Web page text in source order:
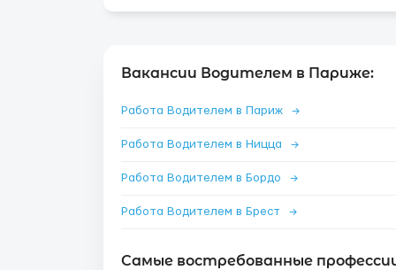
Вакансии Водителем в Париже:
Работа Водителем в Париж →
Работа Водителем в Ницца →
Работа Водителем в Бордо →
Работа Водителем в Брест →
Самые востребованные